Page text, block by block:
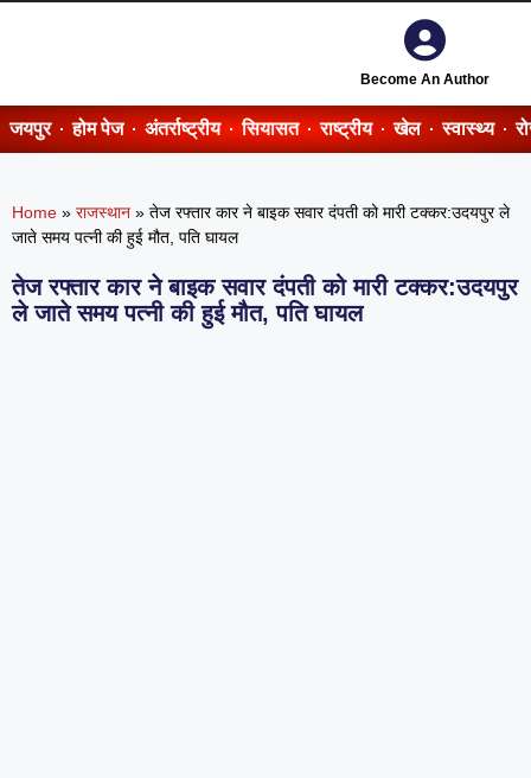
Become An Author
जयपुर होम पेज अंतर्राष्ट्रीय सियासत राष्ट्रीय खेल स्वास्थ्य
Home » राजस्थान » तेज रफ्तार कार ने बाइक सवार दंपती को मारी टक्कर:उदयपुर ले
जाते समय पत्नी की हुई मौत, पति घायल
तेज रफ्तार कार ने बाइक सवार दंपती को मारी टक्कर:उदयपुर
ले जाते समय पत्नी की हुई मौत, पति घायल